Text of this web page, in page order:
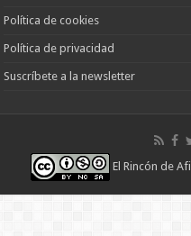
Política de cookies
Política de privacidad
Suscríbete a la newsletter
El Rincón de Afi